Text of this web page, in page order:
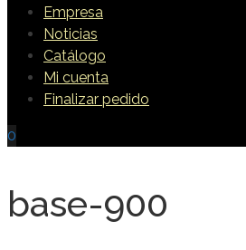
Empresa
Noticias
Catálogo
Mi cuenta
Finalizar pedido
0
base-900